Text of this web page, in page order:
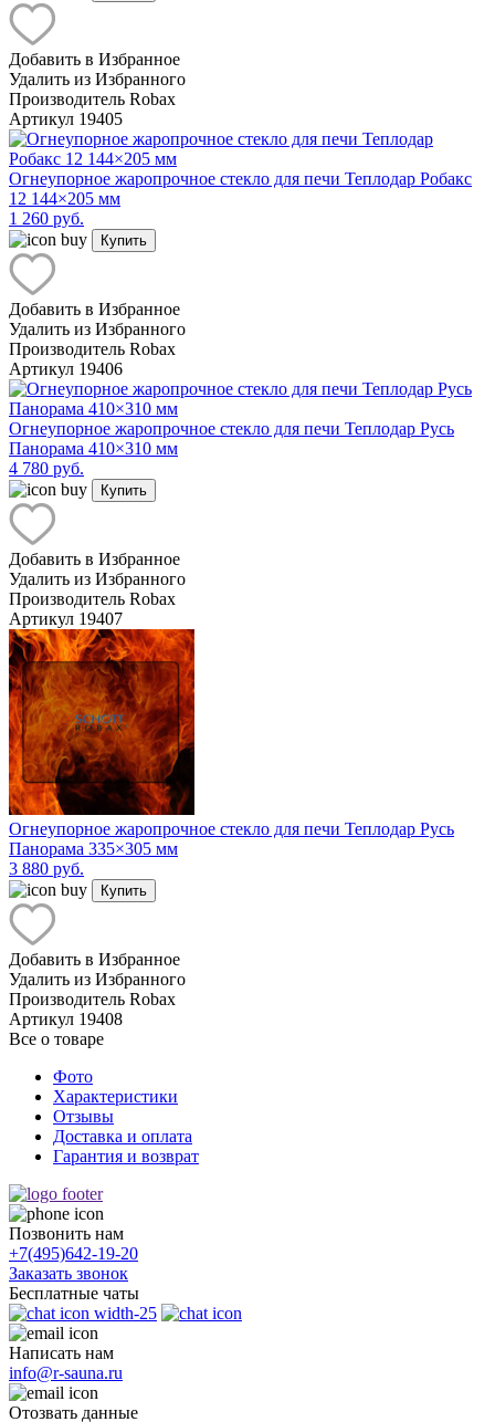
Добавить в Избранное
Удалить из Избранного
Производитель Robax
Артикул 19405
Огнеупорное жаропрочное стекло для печи Теплодар Робакс
12 144×205 мм
1 260 руб.
Купить
Добавить в Избранное
Удалить из Избранного
Производитель Robax
Артикул 19406
Огнеупорное жаропрочное стекло для печи Теплодар Русь
Панорама 410×310 мм
4 780 руб.
Купить
Добавить в Избранное
Удалить из Избранного
Производитель Robax
Артикул 19407
Огнеупорное жаропрочное стекло для печи Теплодар Русь
Панорама 335×305 мм
3 880 руб.
Купить
Добавить в Избранное
Удалить из Избранного
Производитель Robax
Артикул 19408
Все о товаре
Фото
Характеристики
Отзывы
Доставка и оплата
Гарантия и возврат
Позвонить нам
+7(495)642-19-20
Заказать звонок
Бесплатные чаты
Написать нам
info@r-sauna.ru
Отозвать данные